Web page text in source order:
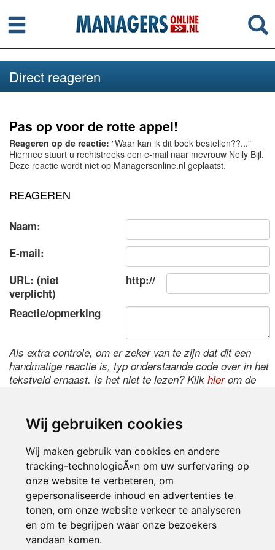
Wij gebruiken cookies
Wij maken gebruik van cookies en andere
tracking-technologieÃ«n om uw surfervaring op
onze website te verbeteren, om
gepersonaliseerde inhoud en advertenties te
tonen, om onze website verkeer te analyseren
en om te begrijpen waar onze bezoekers
vandaan komen.
Menu
Direct reageren
Pas op voor de rotte appel!
Reageren op de reactie: "Waar kan ik dit boek bestellen??..."
Hiermee stuurt u rechtstreeks een e-mail naar mevrouw Nelly Bijl.
Deze reactie wordt niet op Managersonline.nl geplaatst.
REAGEREN
Naam:
E-mail:
URL: (niet
verplicht)
http://
Reactie/opmerking
Als extra controle, om er zeker van te zijn dat dit een
handmatige reactie is, typ onderstaande code over in het
tekstveld ernaast. Is het niet te lezen? Klik hierom de
Inloggen